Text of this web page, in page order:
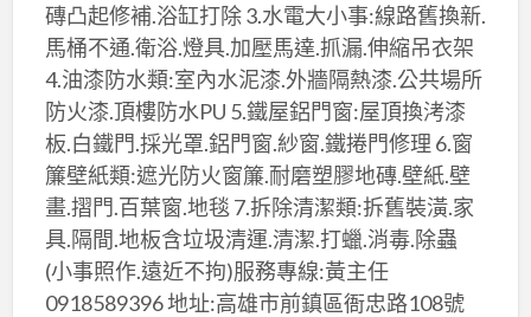
磚凸起修補.浴缸打除 3.水電大小事:線路舊換新.
馬桶不通.衛浴.燈具.加壓馬達.抓漏.伸縮吊衣架
4.油漆防水類:室內水泥漆.外牆隔熱漆.公共場所
防火漆.頂樓防水PU 5.鐵屋鋁門窗:屋頂換洘漆
板.白鐵門.採光罩.鋁門窗.紗窗.鐵捲門修理 6.窗
簾壁紙類:遮光防火窗簾.耐磨塑膠地磚.壁紙.壁
畫.摺門.百葉窗.地毯 7.拆除清潔類:拆舊裝潢.家
具.隔間.地板含垃圾清運.清潔.打蠟.消毒.除蟲
(小事照作.遠近不拘)服務專線:黃主任
0918589396 地址:高雄市前鎮區衙忠路108號